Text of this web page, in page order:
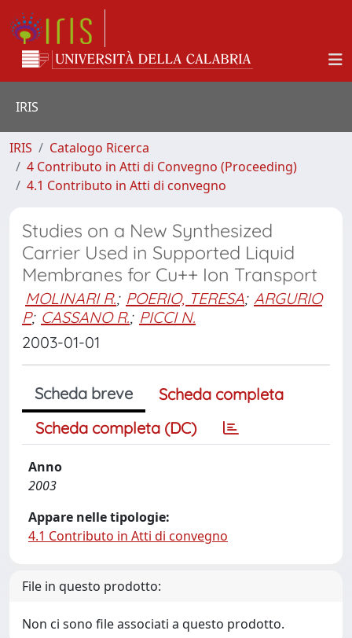
IRIS
IRIS
Catalogo Ricerca
4 Contributo in Atti di Convegno (Proceeding)
4.1 Contributo in Atti di convegno
Studies on a New Synthesized
Carrier Used in Supported Liquid
Membranes for Cu++ Ion Transport
MOLINARI R.; POERIO, TERESA; ARGURIO
P; CASSANO R.; PICCI N.
2003-01-01
Scheda breve
Scheda completa
Scheda completa (DC)
Anno
2003
Appare nelle tipologie:
4.1 Contributo in Atti di convegno
File in questo prodotto:
Non ci sono file associati a questo prodotto.